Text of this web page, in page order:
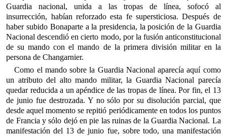
Guardia nacional, unida a las tropas de línea, sofocó al
insurrección, habían reforzado esta fe supersticiosa. Después de
haber subido Bonaparte a la presidencia, la posición de la Guardia
Nacional descendió en cierto modo, por la fusión anticonstitucional
de su mando con el mando de la primera división militar en la
persona de Changarnier.
Como el mando sobre la Guardia Nacional aparecía aquí como
un atributo del alto mando militar, la Guardia Nacional parecía
quedar reducida a un apéndice de las tropas de línea. Por fin, el 13
de junio fue destrozada. Y no sólo por su disolución parcial, que
desde aquel momento se repitió periódicamente en todos los puntos
de Francia y sólo dejó en pie las ruinas de la Guardia Nacional. La
manifestación del 13 de junio fue, sobre todo, una manifestación